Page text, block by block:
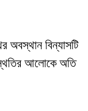
অবস্থান বিন্যাসটি
আলোকে অতি